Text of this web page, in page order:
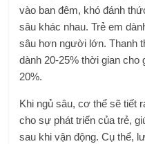
vào ban đêm, khó đánh
sâu khác nhau. Trẻ em
sâu hơn người lớn. Thanh
dành 20-25% thời gian
20%.
Khi ngủ sâu, cơ thể sẽ tiết
cho sự phát triển của trẻ,
sau khi vận động. Cụ thể,